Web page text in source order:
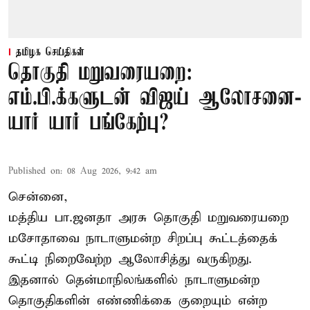
தமிழக செய்திகள்
தொகுதி மறுவரையறை:
எம்.பி.க்களுடன் விஜய் ஆலோசனை-
யார் யார் பங்கேற்பு?
Published on: 08 Aug 2026, 9:42 am
சென்னை,
மத்திய பா.ஜனதா அரசு தொகுதி மறுவரையறை
மசோதாவை நாடாளுமன்ற சிறப்பு கூட்டத்தைக்
கூட்டி நிறைவேற்ற ஆலோசித்து வருகிறது.
இதனால் தென்மாநிலங்களில் நாடாளுமன்ற
தொகுதிகளின் எண்ணிக்கை குறையும் என்ற